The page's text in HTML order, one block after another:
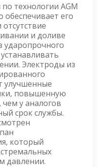
технологии AGM
обеспечивает его
и доливе
ударопрочного
Электроды из
улучшенные
повышенную
у аналогов
срок службы.
который
давлении.